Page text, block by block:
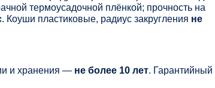
термоусадочной плёнкой; прочность на
. Коуши пластиковые, радиус закругления не
и хранения — не более 10 лет. Гарантийный